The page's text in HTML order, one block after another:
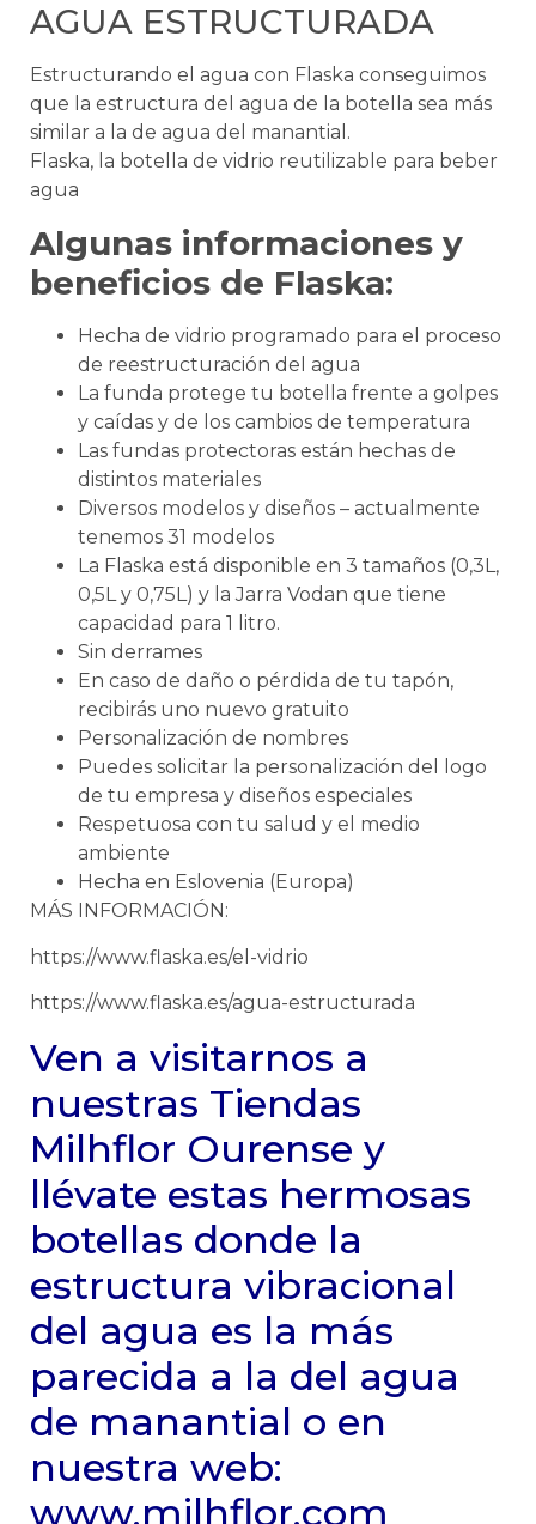
AGUA ESTRUCTURADA
Estructurando el agua con Flaska conseguimos
que la estructura del agua de la botella sea más
similar a la de agua del manantial.
Flaska, la botella de vidrio reutilizable para beber
agua
Algunas informaciones y
beneficios de Flaska:
Hecha de vidrio programado para el proceso
de reestructuración del agua
La funda protege tu botella frente a golpes
y caídas y de los cambios de temperatura
Las fundas protectoras están hechas de
distintos materiales
Diversos modelos y diseños – actualmente
tenemos 31 modelos
La Flaska está disponible en 3 tamaños (0,3L,
0,5L y 0,75L) y la Jarra Vodan que tiene
capacidad para 1 litro.
Sin derrames
En caso de daño o pérdida de tu tapón,
recibirás uno nuevo gratuito
Personalización de nombres
Puedes solicitar la personalización del logo
de tu empresa y diseños especiales
Respetuosa con tu salud y el medio
ambiente
Hecha en Eslovenia (Europa)
MÁS INFORMACIÓN:
https://www.flaska.es/el-vidrio
https://www.flaska.es/agua-estructurada
Ven a visitarnos a
nuestras Tiendas
Milhflor Ourense y
llévate estas hermosas
botellas donde la
estructura vibracional
del agua es la más
parecida a la del agua
de manantial o en
nuestra web:
www.milhflor.com